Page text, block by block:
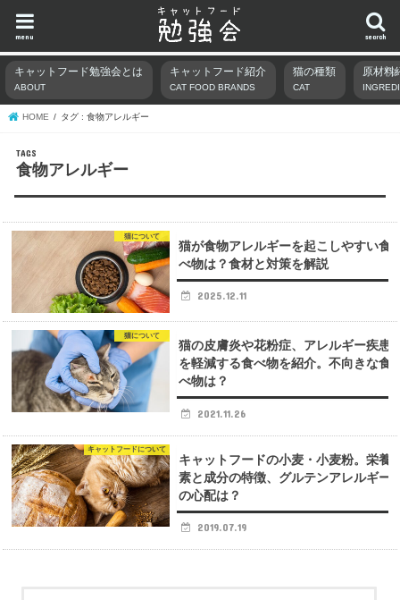
search
menu
キャットフード勉強会とは
ABOUT
キャットフード紹介
CAT FOOD BRANDS
猫の種類
CAT
原材料
HOME タグ : 食物アレルギー
食物アレルギー
猫について
猫が食物アレルギーを起こしやすい食
べ物は？食材と対策を解説
2025.12.11
猫について
猫の皮膚炎や花粉症、アレルギー疾患
を軽減する食べ物を紹介。不向きな食
べ物は？
2021.11.26
キャットフードについて
キャットフードの小麦・小麦粉。栄養
素と成分の特徴、グルテンアレルギー
の心配は？
2019.07.19